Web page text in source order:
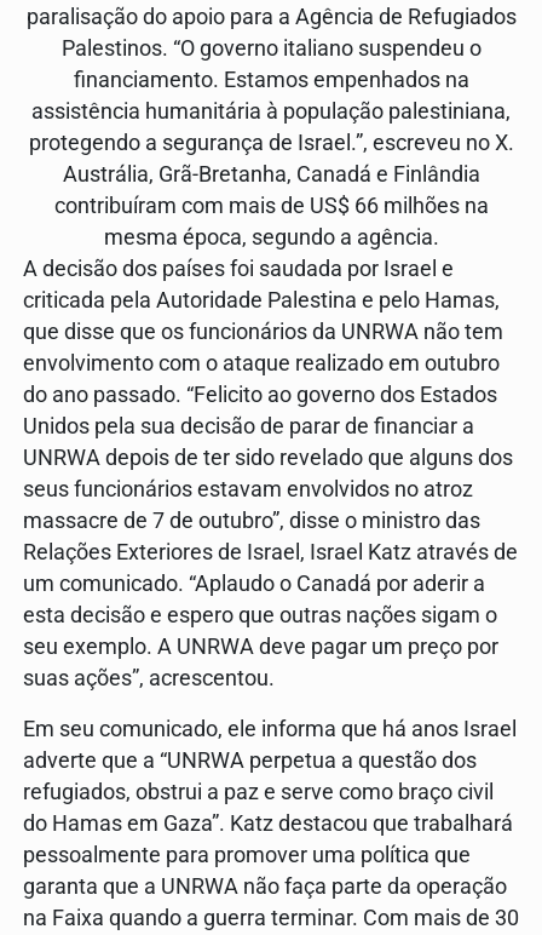
paralisação do apoio para a Agência de Refugiados
Palestinos. “O governo italiano suspendeu o
financiamento. Estamos empenhados na
assistência humanitária à população palestiniana,
protegendo a segurança de Israel.”, escreveu no X.
Austrália, Grã-Bretanha, Canadá e Finlândia
contribuíram com mais de US$ 66 milhões na
mesma época, segundo a agência.
A decisão dos países foi saudada por Israel e
criticada pela Autoridade Palestina e pelo Hamas,
que disse que os funcionários da UNRWA não tem
envolvimento com o ataque realizado em outubro
do ano passado. “Felicito ao governo dos Estados
Unidos pela sua decisão de parar de financiar a
UNRWA depois de ter sido revelado que alguns dos
seus funcionários estavam envolvidos no atroz
massacre de 7 de outubro”, disse o ministro das
Relações Exteriores de Israel, Israel Katz através de
um comunicado. “Aplaudo o Canadá por aderir a
esta decisão e espero que outras nações sigam o
seu exemplo. A UNRWA deve pagar um preço por
suas ações”, acrescentou.
Em seu comunicado, ele informa que há anos Israel
adverte que a “UNRWA perpetua a questão dos
refugiados, obstrui a paz e serve como braço civil
do Hamas em Gaza”. Katz destacou que trabalhará
pessoalmente para promover uma política que
garanta que a UNRWA não faça parte da operação
na Faixa quando a guerra terminar. Com mais de 30